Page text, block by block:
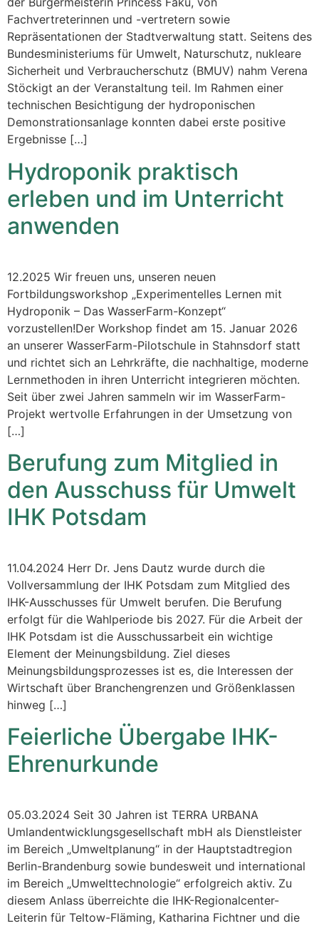
Fachvertreterinnen und -vertretern sowie
Repräsentationen der Stadtverwaltung statt. Seitens des
Bundesministeriums für Umwelt, Naturschutz, nukleare
Sicherheit und Verbraucherschutz (BMUV) nahm Verena
Stöckigt an der Veranstaltung teil. Im Rahmen einer
technischen Besichtigung der hydroponischen
Demonstrationsanlage konnten dabei erste positive
Ergebnisse […]
Hydroponik praktisch
erleben und im Unterricht
anwenden
12.2025 Wir freuen uns, unseren neuen
Fortbildungsworkshop „Experimentelles Lernen mit
Hydroponik – Das WasserFarm-Konzept“
vorzustellen!Der Workshop findet am 15. Januar 2026
an unserer WasserFarm-Pilotschule in Stahnsdorf statt
und richtet sich an Lehrkräfte, die nachhaltige, moderne
Lernmethoden in ihren Unterricht integrieren möchten.
Seit über zwei Jahren sammeln wir im WasserFarm-
Projekt wertvolle Erfahrungen in der Umsetzung von
[…]
Berufung zum Mitglied in
den Ausschuss für Umwelt
IHK Potsdam
11.04.2024 Herr Dr. Jens Dautz wurde durch die
Vollversammlung der IHK Potsdam zum Mitglied des
IHK-Ausschusses für Umwelt berufen. Die Berufung
erfolgt für die Wahlperiode bis 2027. Für die Arbeit der
IHK Potsdam ist die Ausschussarbeit ein wichtige
Element der Meinungsbildung. Ziel dieses
Meinungsbildungsprozesses ist es, die Interessen der
Wirtschaft über Branchengrenzen und Größenklassen
hinweg […]
Feierliche Übergabe IHK-
Ehrenurkunde
05.03.2024 Seit 30 Jahren ist TERRA URBANA
Umlandentwicklungsgesellschaft mbH als Dienstleister
im Bereich „Umweltplanung“ in der Hauptstadtregion
Berlin-Brandenburg sowie bundesweit und international
im Bereich „Umwelttechnologie“ erfolgreich aktiv. Zu
diesem Anlass überreichte die IHK-Regionalcenter-
Leiterin für Teltow-Fläming, Katharina Fichtner und die